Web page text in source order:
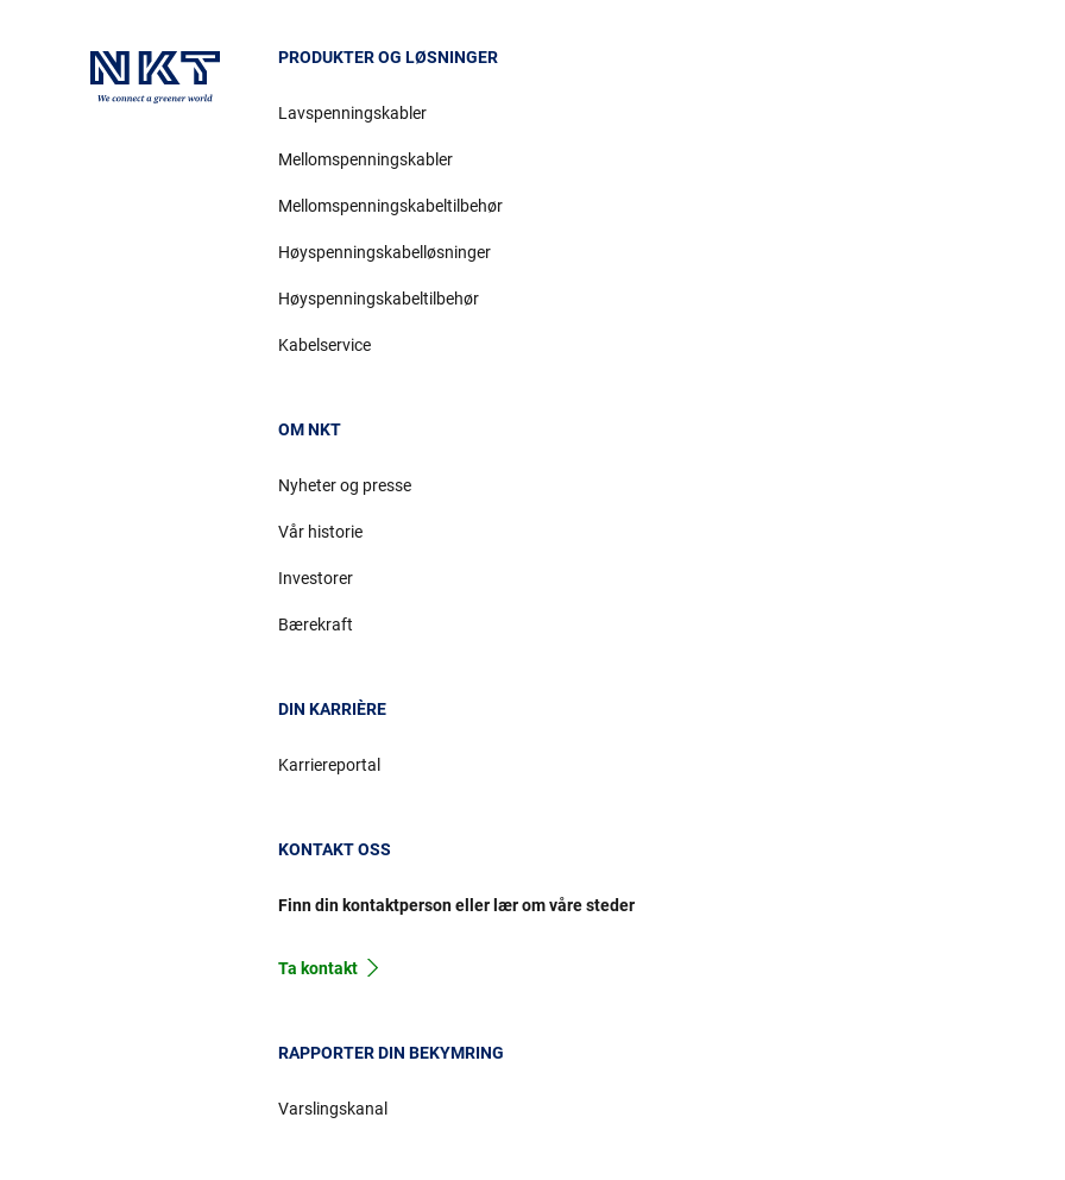
PRODUKTER OG LØSNINGER
Lavspenningskabler
Mellomspenningskabler
Mellomspenningskabeltilbehør
Høyspenningskabelløsninger
Høyspenningskabeltilbehør
Kabelservice
OM NKT
Nyheter og presse
Vår historie
Investorer
Bærekraft
DIN KARRIÈRE
Karriereportal
KONTAKT OSS
Finn din kontaktperson eller lær om våre steder
Ta kontakt
RAPPORTER DIN BEKYMRING
Varslingskanal